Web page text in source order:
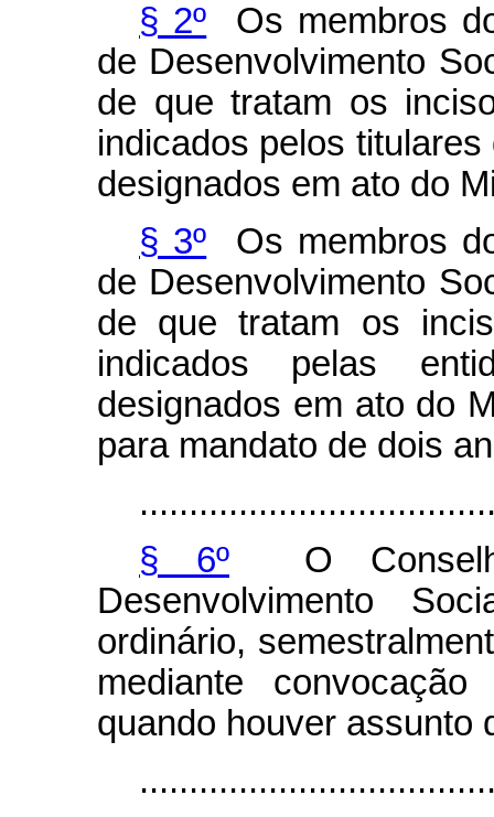
§ 2º Os membros
de Desenvolvimento
de que tratam os
indicados pelos
designados em ato do
§ 3º Os membros
de Desenvolvimento
de que tratam os
indicados pelas
designados em ato do
para mandato de dois
§ 6º O
Desenvolvimento
ordinário,
mediante
quando houver assunto